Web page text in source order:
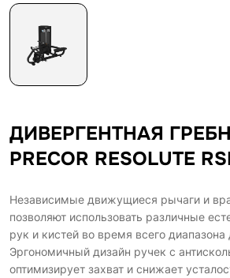
ДИВЕРГЕНТНАЯ
PRECOR RESOLUTE
Независимые движущиеся рычаги и
позволяют использовать различные
рук и кистей во время всего
Эргономичный дизайн ручек с
оптимизирует захват и снижает